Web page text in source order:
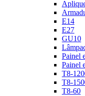
E14
E27
GU10
Painel
Painel
T8-
T8-
T8-60